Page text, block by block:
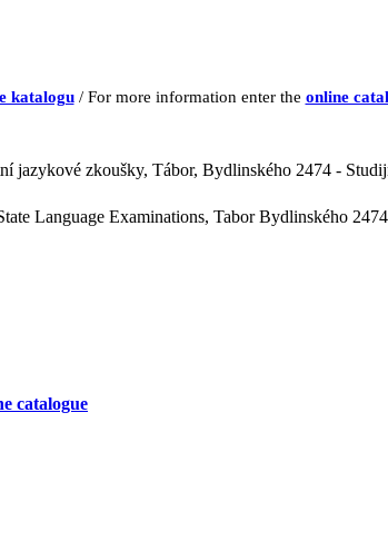
katalogu/ For more information enter the online
jazykové zkoušky, Tábor, Bydlinského 2474 -
Language Examinations, Tabor Bydlinského
catalogue